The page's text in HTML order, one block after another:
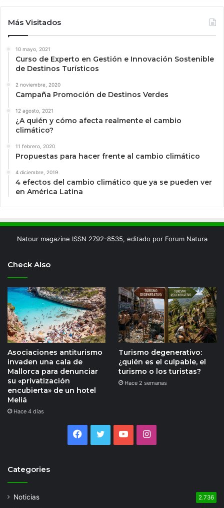
Más Visitados
10 mayo, 2021
Curso de Experto en Gestión e Innovación Sostenible
de Destinos Turísticos
2 noviembre, 2020
Campaña Promoción de Destinos Verdes
12 agosto, 2021
¿A quién y cómo afecta realmente el cambio
climático?
11 febrero, 2020
Propuestas para hacer frente al cambio climático
4 diciembre, 2019
4 efectos del cambio climático que ya se pueden ver
en América Latina
Natour magazine ISSN 2792-8535, editado por Forum Natura
Check Also
Asociaciones antiturismo
invaden una cala de
Mallorca para denunciar
su «privatización
encubierta» de un hotel
Meliá
Hace 4 días
Turismo degenerativo:
¿quién es el culpable, el
turismo o los turistas?
Hace 2 semanas
Facebook
TwitterYouTubeInstagram
Categories
Noticias 2.736